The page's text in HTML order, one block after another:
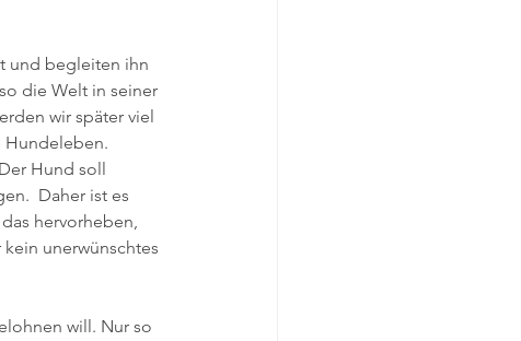
und begleiten ihn
die Welt in seiner
wir später viel
Hundeleben.
Hund soll
Daher ist es
hervorheben,
unerwünschtes
will. Nur so